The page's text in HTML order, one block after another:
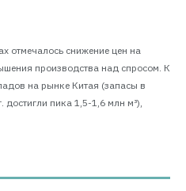
отмечалось снижение цен на
производства над спросом. К
на рынке Китая (запасы в
пика 1,5-1,6 млн м³),